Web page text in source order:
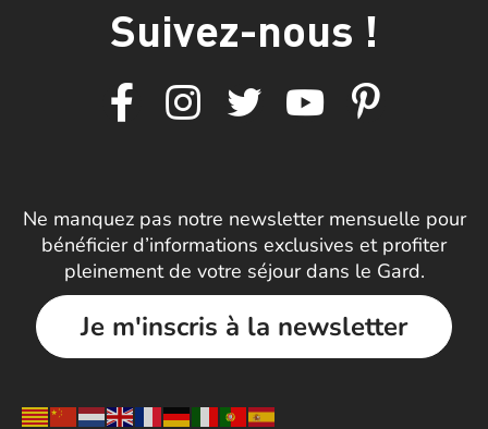
Suivez-nous !
Ne manquez pas notre newsletter mensuelle pour
bénéficier d’informations exclusives et profiter
pleinement de votre séjour dans le Gard.
Je m'inscris à la newsletter